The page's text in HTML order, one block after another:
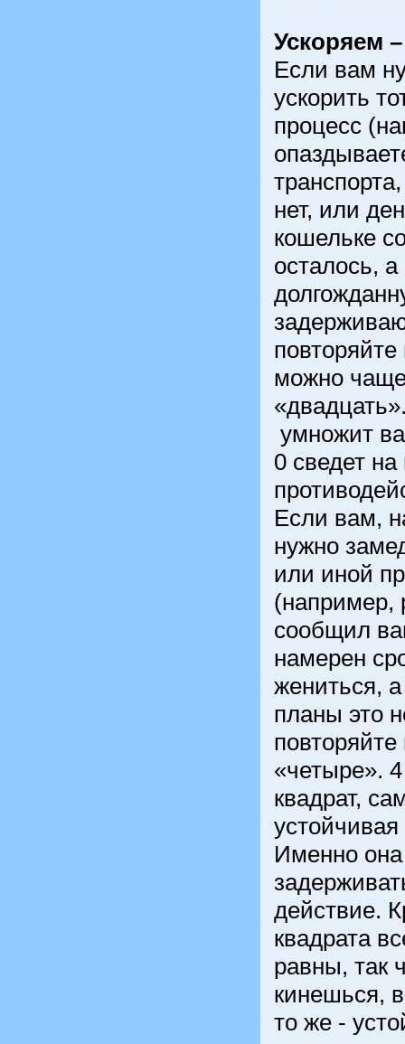
Ускоряем
Если вам
ускорить
процесс
нет, или
кошельке
осталось, а
повторяйте
можно
умножит
0 сведет на
Если вам,
нужно
или иной
(например,
сообщил
намерен
жениться,
планы это
«четыре».
квадрат,
Именно она
действие.
квадрата
равны, так
кинешься,
то же -